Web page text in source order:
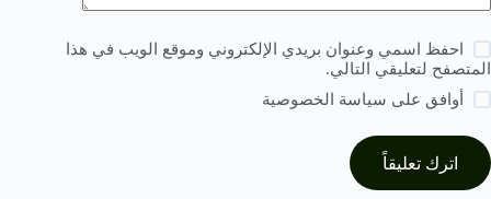
احفظ اسمي وعنوان بريدي الإلكتروني وموقع الويب في هذا
المتصفح لتعليقي التالي.
أوافق على سياسة الخصوصية
اترك تعليقاً